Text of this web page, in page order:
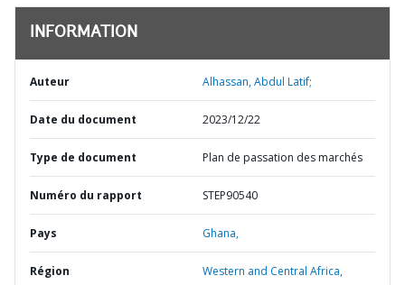
INFORMATION
Auteur Alhassan, Abdul Latif;
Date du document 2023/12/22
Type de document Plan de passation des marchés
Numéro du rapport STEP90540
Pays Ghana,
Région Western and Central Africa,